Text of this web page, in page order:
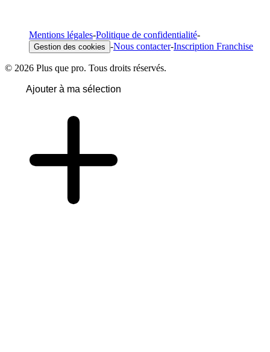
Mentions légales-Politique de confidentialité-
Gestion des cookies -Nous contacter-Inscription Franchise
© 2026 Plus que pro. Tous droits réservés.
Ajouter à ma sélection